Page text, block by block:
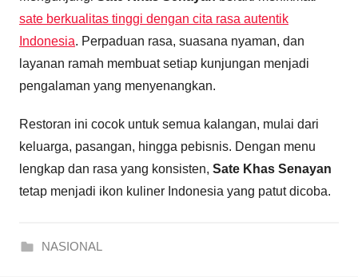
sate berkualitas tinggi dengan cita rasa autentik
Indonesia. Perpaduan rasa, suasana nyaman, dan
layanan ramah membuat setiap kunjungan menjadi
pengalaman yang menyenangkan.
Restoran ini cocok untuk semua kalangan, mulai dari
keluarga, pasangan, hingga pebisnis. Dengan menu
lengkap dan rasa yang konsisten, Sate Khas Senayan
tetap menjadi ikon kuliner Indonesia yang patut dicoba.
NASIONAL